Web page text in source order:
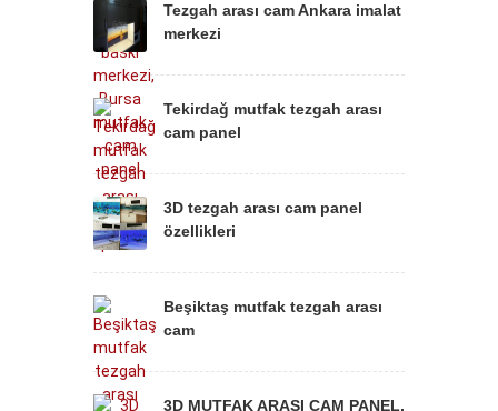
Tezgah arası cam Ankara imalat
merkezi
Tekirdağ mutfak tezgah arası
cam panel
3D tezgah arası cam panel
özellikleri
Beşiktaş mutfak tezgah arası
cam
3D MUTFAK ARASI CAM PANEL,